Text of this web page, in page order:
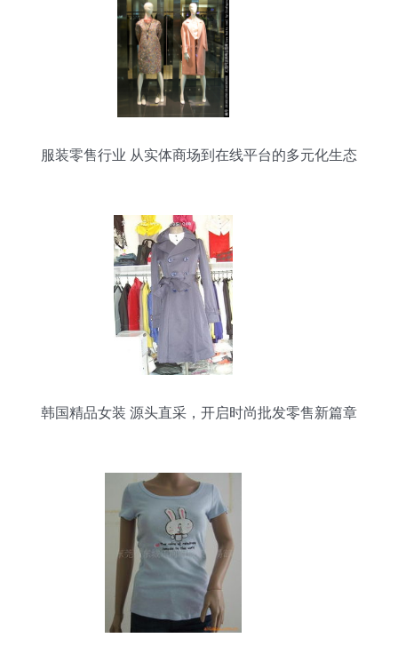
服装零售行业 从实体商场到在线平台的多元化生态
韩国精品女装 源头直采，开启时尚批发零售新篇章